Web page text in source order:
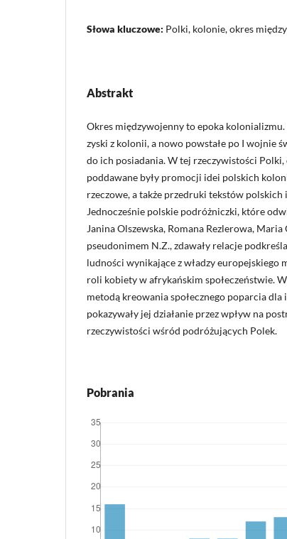
Słowa kluczowe: Polki, kolonie, okres
Abstrakt
Okres międzywojenny to epoka
zyski z kolonii, a nowo powstałe po I wojnie
do ich posiadania. W tej rzeczywistości
poddawane były promocji idei polskich
rzeczowe, a także przedruki tekstów
Jednocześnie polskie podróżniczki, które
Janina Olszewska, Romana Rezlerowa,
pseudonimem N.Z., zdawały relacje
ludności wynikające z władzy europejskiego
roli kobiety w afrykańskim społeczeństwie.
metodą kreowania społecznego poparcia
pokazywały jej działanie przez wpływ na
rzeczywistości wśród podróżujących Polek.
Pobrania